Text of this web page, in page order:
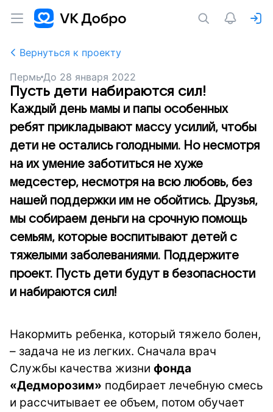
Вернуться к проекту
Пермь До 28 января 2022
Пусть дети набираются сил!
Каждый день мамы и папы особенных
ребят прикладывают массу усилий, чтобы
дети не остались голодными. Но несмотря
на их умение заботиться не хуже
медсестер, несмотря на всю любовь, без
нашей поддержки им не обойтись. Друзья,
мы собираем деньги на срочную помощь
семьям, которые воспитывают детей с
тяжелыми заболеваниями. Поддержите
проект. Пусть дети будут в безопасности
и набираются сил!
Накормить ребенка, который тяжело болен,
– задача не из легких. Сначала врач
Службы качества жизни фонда
«Дедморозим» подбирает лечебную смесь
и рассчитывает ее объем, потом обучает